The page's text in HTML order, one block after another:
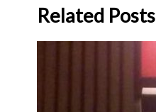
Related Posts